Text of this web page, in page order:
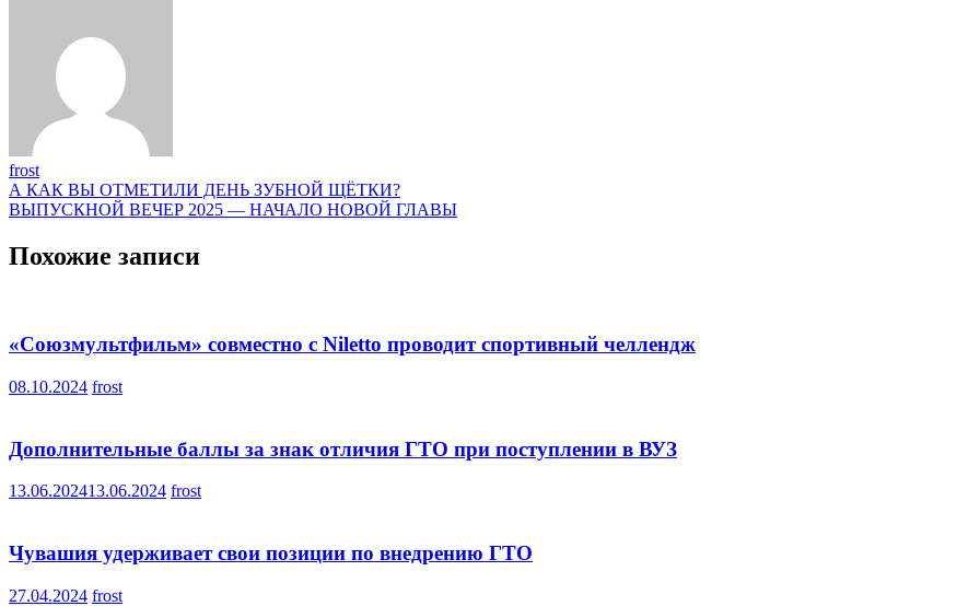
frost
Навигация
по
записям
А КАК ВЫ ОТМЕТИЛИ ДЕНЬ ЗУБНОЙ ЩЁТКИ?
ВЫПУСКНОЙ ВЕЧЕР 2025 — НАЧАЛО НОВОЙ ГЛАВЫ
Похожие записи
«Союзмультфильм» совместно с Niletto проводит спортивный челлендж
08.10.2024 frost
Дополнительные баллы за знак отличия ГТО при поступлении в ВУЗ
13.06.202413.06.2024 frost
Чувашия удерживает свои позиции по внедрению ГТО
27.04.2024 frost